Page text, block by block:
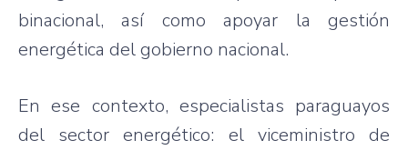
binacional, así como apoyar la gestión
energética del gobierno nacional.
En ese contexto, especialistas paraguayos
del sector energético: el viceministro de